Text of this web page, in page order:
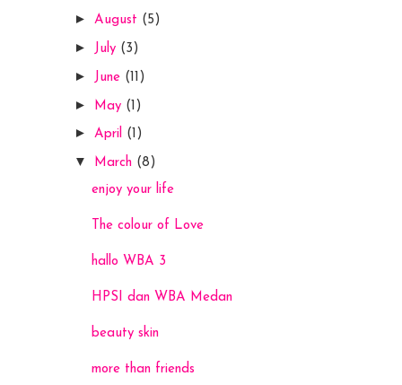
► August (5)
► July (3)
► June (11)
► May (1)
► April (1)
▼ March (8)
enjoy your life
The colour of Love
hallo WBA 3
HPSI dan WBA Medan
beauty skin
more than friends